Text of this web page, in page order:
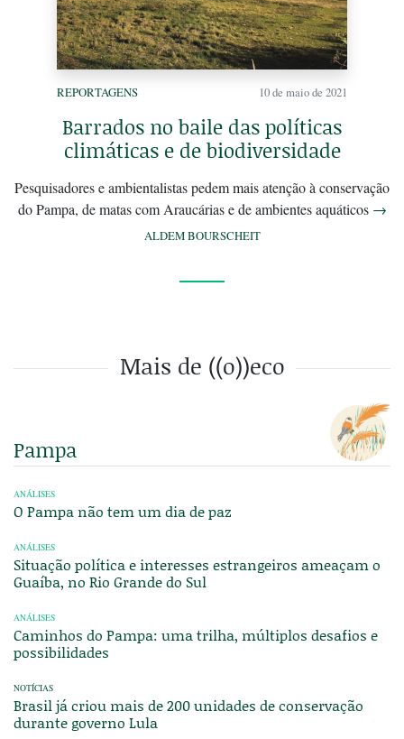
REPORTAGENS 10 de maio de 2021
Barrados no baile das políticas
climáticas e de biodiversidade
Pesquisadores e ambientalistas pedem mais atenção à conservação
do Pampa, de matas com Araucárias e de ambientes aquáticos →
ALDEM BOURSCHEIT
Mais de ((o))eco
Pampa
ANÁLISES
O Pampa não tem um dia de paz
ANÁLISES
Situação política e interesses estrangeiros ameaçam o
Guaíba, no Rio Grande do Sul
ANÁLISES
Caminhos do Pampa: uma trilha, múltiplos desafios e
possibilidades
NOTÍCIAS
Brasil já criou mais de 200 unidades de conservação
durante governo Lula